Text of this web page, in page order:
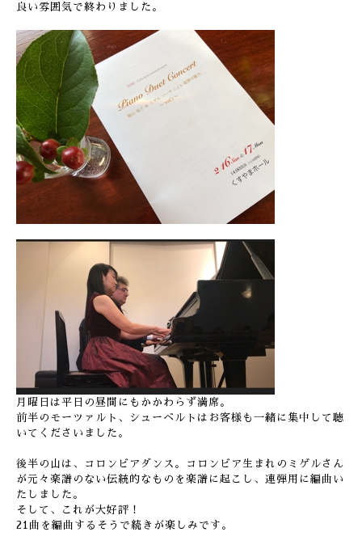
良い雰囲気で終わりました。
月曜日は平日の昼間にもかかわらず満席。
前半のモーツァルト、シューベルトはお客様も一緒に集中して聴
いてくださいました。
後半の山は、コロンビアダンス。コロンビア生まれのミゲルさん
が元々楽譜のない伝統的なものを楽譜に起こし、連弾用に編曲い
たしました。
そして、これが大好評！
21曲を編曲するそうで続きが楽しみです。